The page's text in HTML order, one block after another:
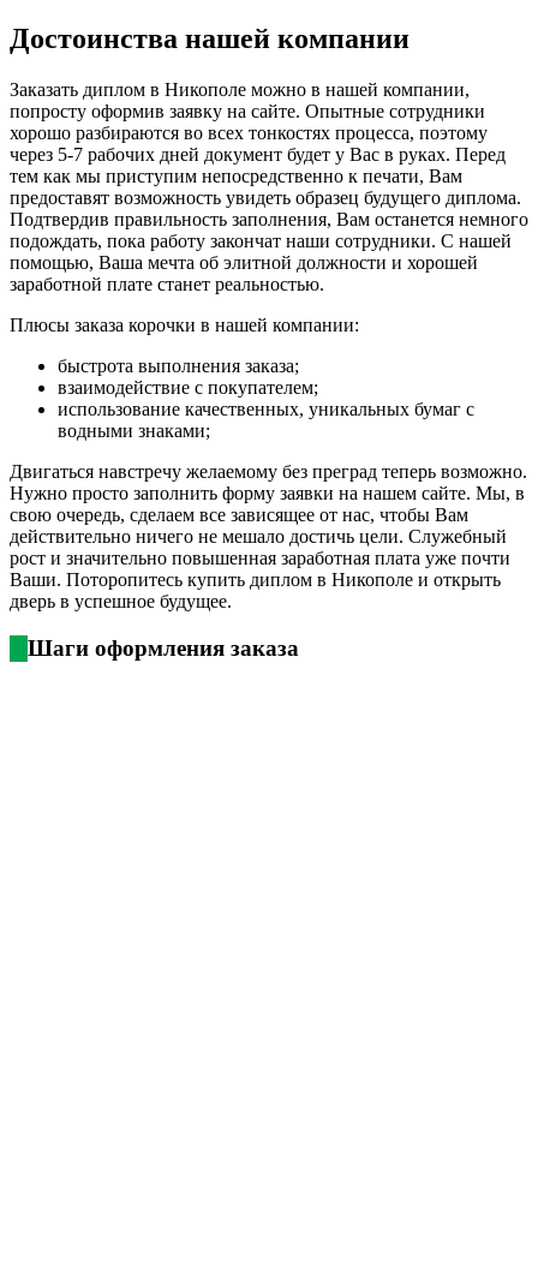
Достоинства нашей компании
Заказать диплом в Никополе можно в нашей компании,
попросту оформив заявку на сайте. Опытные сотрудники
хорошо разбираются во всех тонкостях процесса, поэтому
через 5-7 рабочих дней документ будет у Вас в руках. Перед
тем как мы приступим непосредственно к печати, Вам
предоставят возможность увидеть образец будущего диплома.
Подтвердив правильность заполнения, Вам останется немного
подождать, пока работу закончат наши сотрудники. С нашей
помощью, Ваша мечта об элитной должности и хорошей
заработной плате станет реальностью.
Плюсы заказа корочки в нашей компании:
быстрота выполнения заказа;
взаимодействие с покупателем;
использование качественных, уникальных бумаг с
водными знаками;
Двигаться навстречу желаемому без преград теперь возможно.
Нужно просто заполнить форму заявки на нашем сайте. Мы, в
свою очередь, сделаем все зависящее от нас, чтобы Вам
действительно ничего не мешало достичь цели. Служебный
рост и значительно повышенная заработная плата уже почти
Ваши. Поторопитесь купить диплом в Никополе и открыть
дверь в успешное будущее.
Шаги оформления заказа